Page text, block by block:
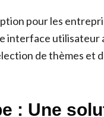
pour les
interface
de thèmes et
: Une